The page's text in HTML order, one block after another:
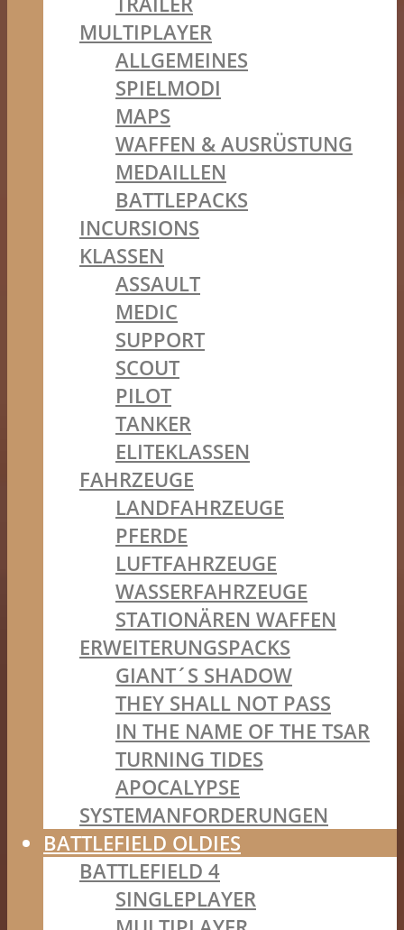
MULTIPLAYER
ALLGEMEINES
SPIELMODI
MAPS
WAFFEN & AUSRÜSTUNG
MEDAILLEN
BATTLEPACKS
INCURSIONS
KLASSEN
ASSAULT
MEDIC
SUPPORT
SCOUT
PILOT
TANKER
ELITEKLASSEN
FAHRZEUGE
LANDFAHRZEUGE
PFERDE
LUFTFAHRZEUGE
WASSERFAHRZEUGE
STATIONÄREN WAFFEN
ERWEITERUNGSPACKS
GIANT´S SHADOW
THEY SHALL NOT PASS
IN THE NAME OF THE TSAR
TURNING TIDES
APOCALYPSE
SYSTEMANFORDERUNGEN
BATTLEFIELD OLDIES
BATTLEFIELD 4
SINGLEPLAYER